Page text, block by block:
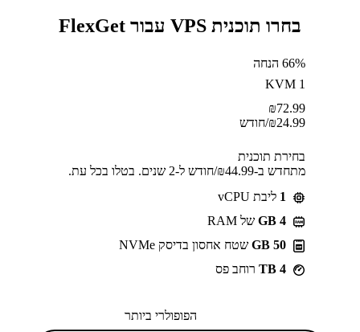
בחרו תוכנית VPS עבור FlexGet
66% הנחה
KVM 1
72.99
₪
24.99
₪/חודש
בחירת תוכנית
מתחדש ב-⁦44.99⁩₪/חודש ל-2 שנים. בטלו בכל עת.
1 ליבת vCPU
GB 4 של RAM
50 GB
שטח אחסון בדיסק NVMe
4 TB
רוחב פס
הפופולרי ביותר